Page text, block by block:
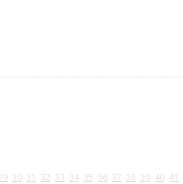
30 31 32 33 34 35 36 37 38 39 40 41